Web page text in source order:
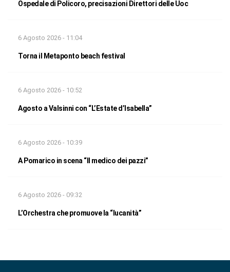
Ospedale di Policoro, precisazioni Direttori delle Uoc
6 Agosto 2026 - 11:04
Torna il Metaponto beach festival
6 Agosto 2026 - 10:52
Agosto a Valsinni con “L’Estate d’Isabella”
6 Agosto 2026 - 10:39
A Pomarico in scena “Il medico dei pazzi”
6 Agosto 2026 - 09:32
L’Orchestra che promuove la “lucanità”